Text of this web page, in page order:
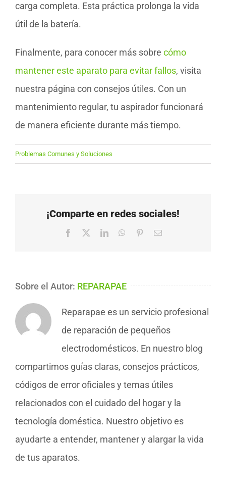
carga completa. Esta práctica prolonga la vida
útil de la batería.
Finalmente, para conocer más sobre cómo
mantener este aparato para evitar fallos, visita
nuestra página con consejos útiles. Con un
mantenimiento regular, tu aspirador funcionará
de manera eficiente durante más tiempo.
Problemas Comunes y Soluciones
¡Comparte en redes sociales!
Facebook LinkedInWhatsApp
PinterestCorreo
Sobre el Autor: REPARAPAE
Reparapae es un servicio profesional
de reparación de pequeños
electrodomésticos. En nuestro blog
compartimos guías claras, consejos prácticos,
códigos de error oficiales y temas útiles
relacionados con el cuidado del hogar y la
tecnología doméstica. Nuestro objetivo es
ayudarte a entender, mantener y alargar la vida
de tus aparatos.